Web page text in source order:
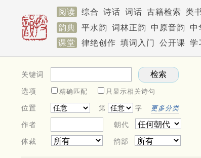
阅读 综合 诗话 词话 古籍检索 类
韵典
平水韵 词林正韵 中原音韵 中
课堂
律绝创作 填词入门 公开课 学
关键词
选项 精确匹配 只显示相关诗句
位置 第 字 更多分类
作者 朝代
体裁 韵部